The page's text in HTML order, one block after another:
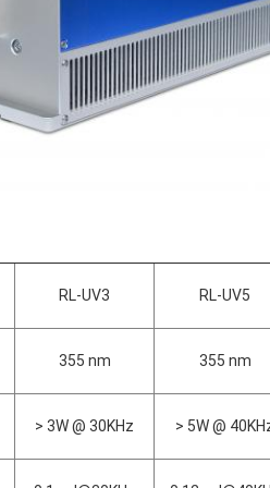
RL-UV3 RL-UV5
355 nm 355 nm
> 3W @ 30KHz > 5W @